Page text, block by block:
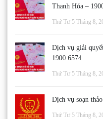
Thanh Hóa –
Thứ Tư 5 Tháng 8,
Dịch vụ giải
1900 6574
Thứ Tư 5 Tháng 8,
Dịch vụ soạn
Thứ Tư 5 Tháng 8,